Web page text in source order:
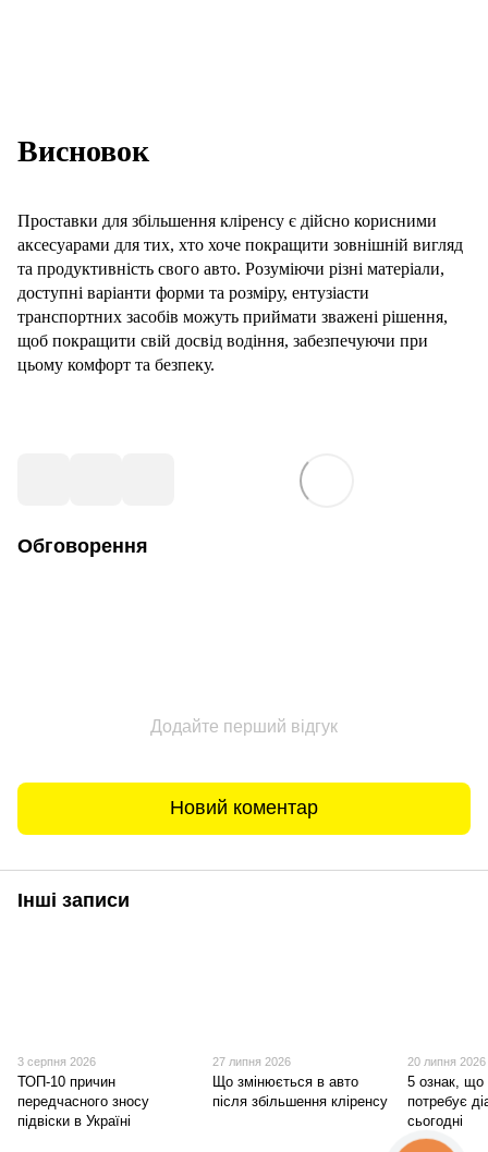
Висновок
Проставки для збільшення кліренсу є дійсно корисними
аксесуарами для тих, хто хоче покращити зовнішній вигляд
та продуктивність свого авто. Розуміючи різні матеріали,
доступні варіанти форми та розміру, ентузіасти
транспортних засобів можуть приймати зважені рішення,
щоб покращити свій досвід водіння, забезпечуючи при
цьому комфорт та безпеку.
Обговорення
Додайте перший відгук
Новий коментар
Інші записи
3 серпня 2026
ТОП-10 причин
передчасного зносу
підвіски в Україні
27 липня 2026
Що змінюється в авто
після збільшення кліренсу
20 липня 2026
5 ознак, що
потребує
сьогодні